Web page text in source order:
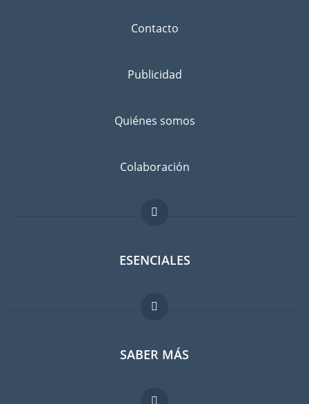
Contacto
Publicidad
Quiénes somos
Colaboración
ESENCIALES
Foro para expatriados
Guia para expatriados
Trabajos en el extranjero
SABER MÁS